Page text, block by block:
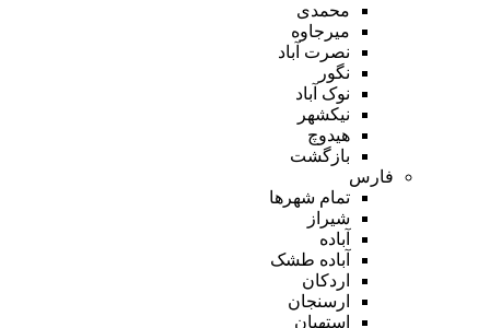
محمدی
میرجاوه
نصرت آباد
نگور
نوک آباد
نیکشهر
هیدوچ
بازگشت
فارس
تمام شهر‌ها
شیراز
آباده
آباده طشک
اردکان
ارسنجان
استهبان